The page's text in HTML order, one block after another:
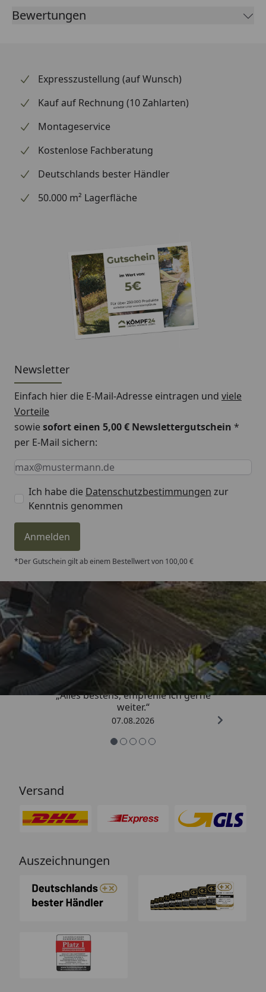
Bewertungen
Expresszustellung (auf Wunsch)
Kauf auf Rechnung (10 Zahlarten)
Montageservice
Kostenlose Fachberatung
Deutschlands bester Händler
50.000 m² Lagerfläche
Newsletter
Einfach hier die E-Mail-Adresse eintragen und viele
Vorteile
sowiesofort einen 5,00 € Newslettergutschein *
per E-Mail sichern:
Keine Eingabe erforderlich
Eingabe erforderlich
E-Mail *
Ich habe die Datenschutzbestimmungen zur
Kenntnis genommen
Anmelden
*Der Gutschein gilt ab einem Bestellwert von 100,00 €
Trusted Shops
4,81/ 5
„Alles bestens, empfehle ich gerne
weiter.“
07.08.2026
Versand
Auszeichnungen